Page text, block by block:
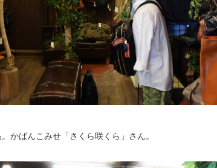
かばんこみせ「さくら咲くら」さん。